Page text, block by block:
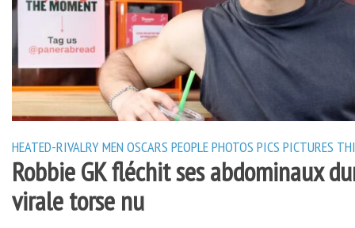
HEATED-RIVALRYMEN OSCARS PEOPLEPHOTOS PICS PICTURES
Robbie GK fléchit ses abdominaux
virale torse nu